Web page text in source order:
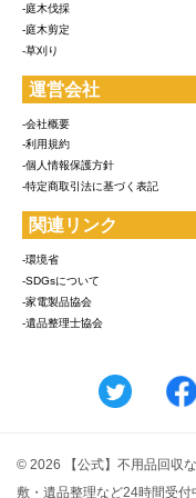
-庭木伐採
-庭木剪定
-草刈り
運営会社
-会社概要
-利用規約
-個人情報保護方針
-特定商取引法に基づく表記
関連リンク
-環境省
-SDGsについて
-家電製品協会
-遺品整理士協会
© 2026 【公式】不用品回収
敷・遺品整理など24時間受付